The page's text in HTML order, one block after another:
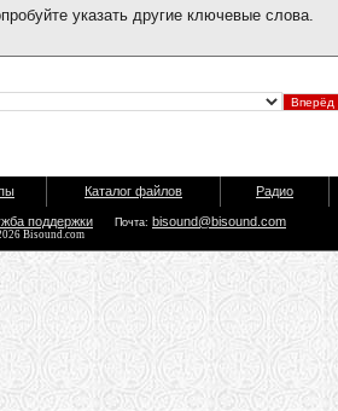
указать другие ключевые слова.
Каталог файлов Радио
поддержки Почта: bisound@bisound.com
Bisound.com